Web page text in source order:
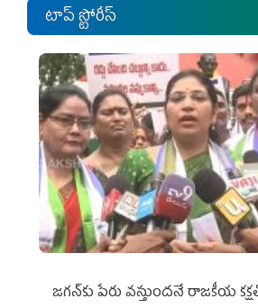
టాప్ స్టోరీస్
జగన్‌కు పేరు వస్తుందనే రాజకీయ